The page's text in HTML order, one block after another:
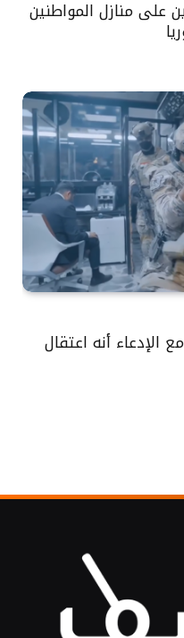
على منازل المواطنين
الإدعاء أنه اعتقال